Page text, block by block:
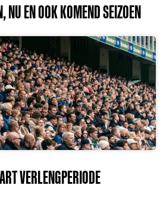
NU EN OOK KOMEND SEIZOEN
VERLENGPERIODE